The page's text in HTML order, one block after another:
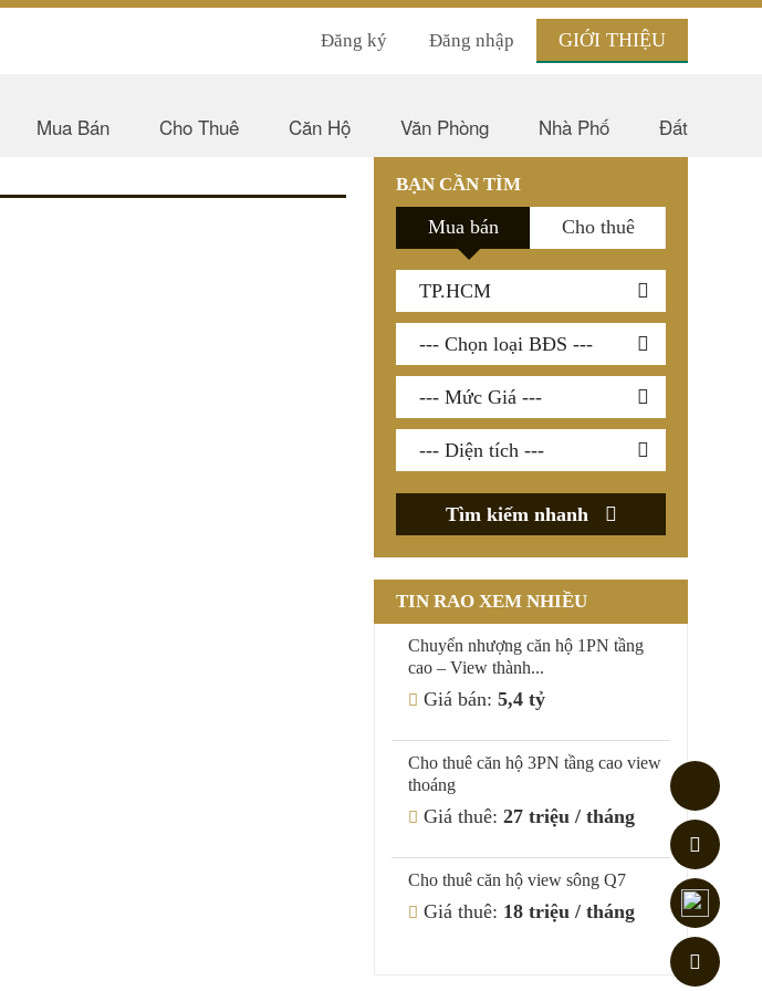
Đăng ký Đăng nhập GIỚI THIỆU
Mua Bán Cho Thuê Căn Hộ Văn Phòng Nhà Phố Đất
BẠN CẦN TÌM
Mua bán Cho thuê
Tìm kiếm nhanh
TIN RAO XEM NHIỀU
Chuyển nhượng căn hộ 1PN tầng
cao – View thành...
Giá bán:5,4 tỷ
Cho thuê căn hộ 3PN tầng cao view
thoáng
Giá thuê:27 triệu / tháng
Cho thuê căn hộ view sông Q7
Giá thuê: 18 triệu / tháng